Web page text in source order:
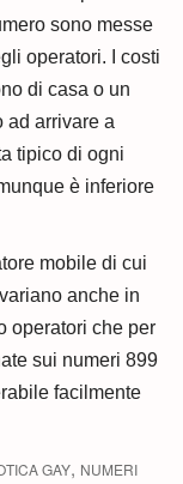
sono messe
operatori. I costi
di casa o un
ad arrivare a
tipico di ogni
è inferiore
mobile di cui
anche in
operatori che per
sui numeri 899
facilmente
GAY, NUMERI